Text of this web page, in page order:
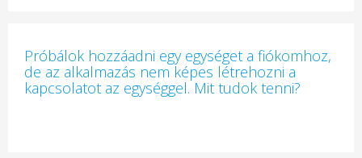
Próbálok hozzáadni egy egységet a fiókomhoz,
de az alkalmazás nem képes létrehozni a
kapcsolatot az egységgel. Mit tudok tenni?